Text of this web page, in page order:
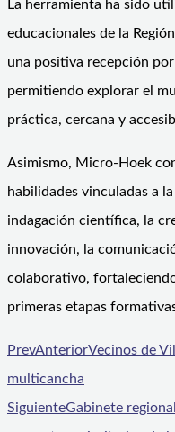
La herramienta ha sido
educacionales de la
una positiva recepción
permitiendo explorar el
práctica, cercana y
Asimismo, Micro-Hoek
habilidades vinculadas a
indagación científica, la
innovación, la
colaborativo,
primeras etapas
PrevAnteriorVecinos de
multicancha
SiguienteGabinete